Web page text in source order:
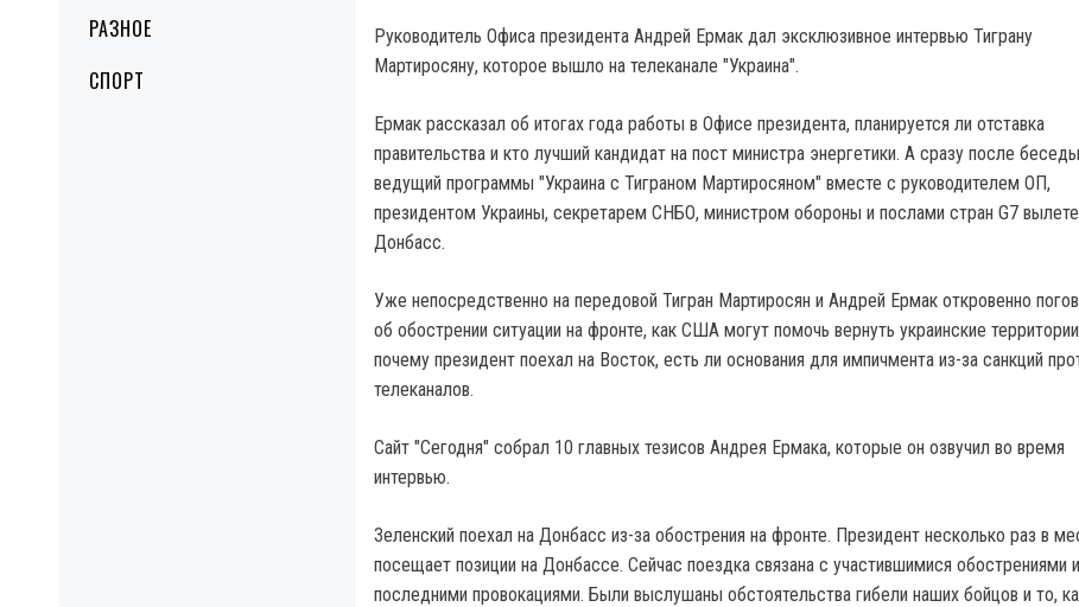
РАЗНОЕ
СПОРТ
Руководитель Офиса президента Андрей Ермак дал эксклюзивное интервью Тиграну
Мартиросяну, которое вышло на телеканале "Украина".
Ермак рассказал об итогах года работы в Офисе президента, планируется ли отставка
правительства и кто лучший кандидат на пост министра энергетики. А сразу после беседы
ведущий программы "Украина с Тиграном Мартиросяном" вместе с руководителем ОП,
президентом Украины, секретарем СНБО, министром обороны и послами стран G7
Донбасс.
Уже непосредственно на передовой Тигран Мартиросян и Андрей Ермак откровенно
об обострении ситуации на фронте, как США могут помочь вернуть украинские
почему президент поехал на Восток, есть ли основания для импичмента из-за санкций
телеканалов.
Сайт "Сегодня" собрал 10 главных тезисов Андрея Ермака, которые он озвучил во время
интервью.
Зеленский поехал на Донбасс из-за обострения на фронте. Президент несколько раз в
посещает позиции на Донбассе. Сейчас поездка связана с участившимися обострениями и
последними провокациями. Были выслушаны обстоятельства гибели наших бойцов и то,